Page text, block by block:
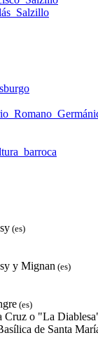
(es)
y Mignan (es)
(es)
Cruz o "La
de Santa